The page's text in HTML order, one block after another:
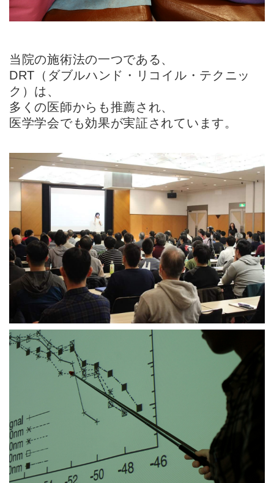
当院の施術法の一つである、
DRT（ダブルハンド・リコイル・テクニッ
ク）は、
多くの医師からも推薦され、
医学学会でも効果が実証されています。